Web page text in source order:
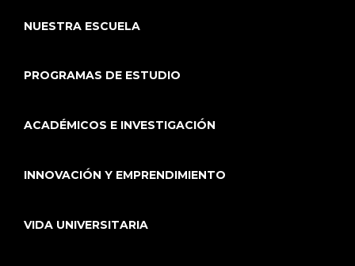
NUESTRA ESCUELA
PROGRAMAS DE ESTUDIO
ACADÉMICOS E INVESTIGACIÓN
INNOVACIÓN Y EMPRENDIMIENTO
VIDA UNIVERSITARIA